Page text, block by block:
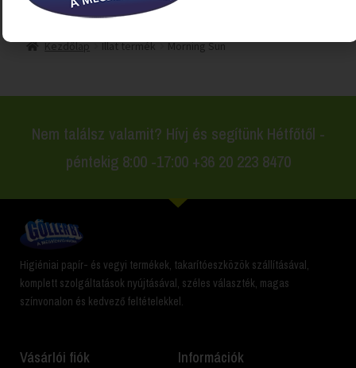
Kezdőlap Illat termék Morning Sun
Nem találsz valamit? Hívj és segítünk Hétfőtől -
péntekig 8:00 -17:00 +36 20 223 8470
Higiéniai papír- és vegyi termékek, takarítóeszközök szállításával,
komplett szolgáltatások nyújtásával, széles választék, magas
színvonalon és kedvező feltételekkel.
Vásárlói fiók Információk